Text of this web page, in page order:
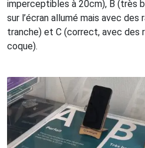
imperceptibles à 20cm), B (très
sur l’écran allumé mais avec
tranche) et C (correct, avec des
coque).